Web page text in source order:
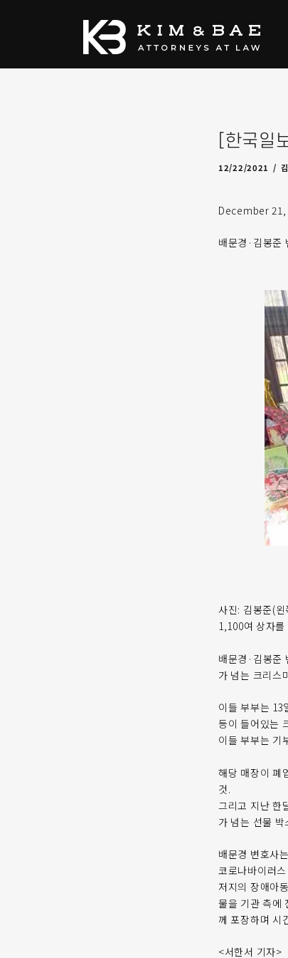
[한국일
12/22/2021
04/26/2022
byadmin
December 21,
배문경·김봉준
사진: 김봉준(
1,100여 상자
배문경·김봉준
가 넘는 크리스
이들 부부는
등이 들어있는
이들 부부는 기
해당 매장이 폐
것.
그리고 지난 한
가 넘는 선물
배문경 변호사
코로나바이러
저지의 장애아
물을 기관 측에
께 포장하며 시
<서한서 기자>